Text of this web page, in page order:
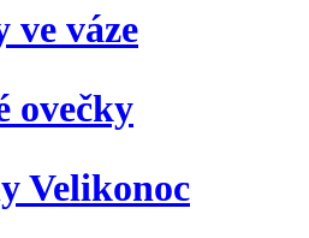
ve váze
ovečky
Velikonoc